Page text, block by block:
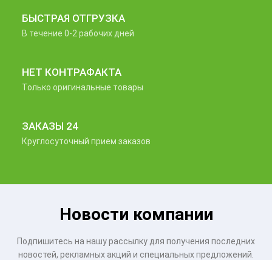
БЫСТРАЯ ОТГРУЗКА
В течение 0-2 рабочих дней
НЕТ КОНТРАФАКТА
Только оригинальные товары
ЗАКАЗЫ 24
Круглосуточный прием заказов
Новости компании
Подпишитесь на нашу рассылку для получения последних
новостей, рекламных акций и специальных предложений.